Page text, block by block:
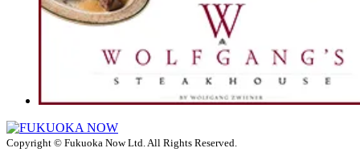
Copyright © Fukuoka Now Ltd. All Rights Reserved.